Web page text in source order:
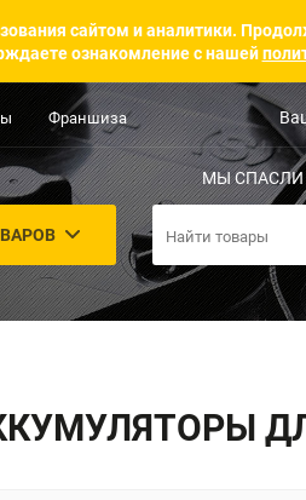
сайтом и аналитики.
ознакомление с нашей
Франшиза
МЫ